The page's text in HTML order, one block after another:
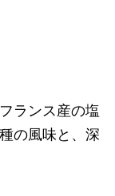
ランス産の塩
の風味と、深